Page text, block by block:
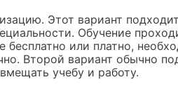
Этот вариант
Обучение
или платно,
Второй вариант обычно
учебу и работу.